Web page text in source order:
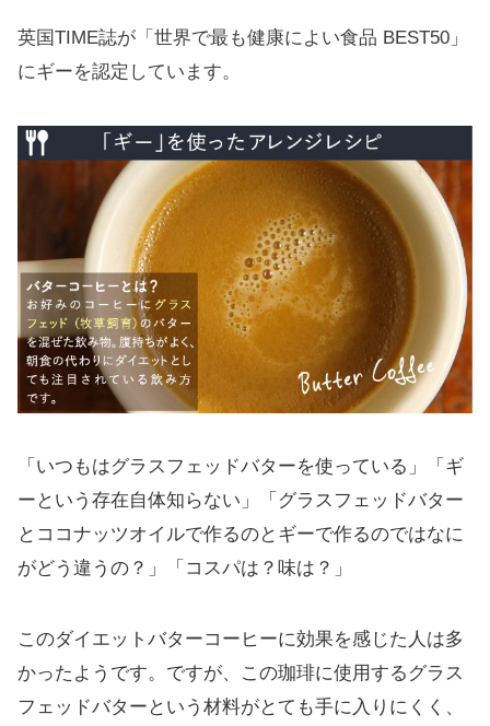
英国TIME誌が「世界で最も健康によい食品 BEST50」
にギーを認定しています。
「いつもはグラスフェッドバターを使っている」「ギ
ーという存在自体知らない」「グラスフェッドバター
とココナッツオイルで作るのとギーで作るのではなに
がどう違うの？」「コスパは？味は？」
このダイエットバターコーヒーに効果を感じた人は多
かったようです。ですが、この珈琲に使用するグラス
フェッドバターという材料がとても手に入りにくく、